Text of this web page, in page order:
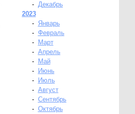
- Декабрь
2023
-
Январь
- Февраль
-
Март
- Апрель
-
Май
-
Июнь
-
Июль
- Август
- Сентябрь
- Октябрь